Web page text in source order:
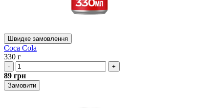
Швидке замовлення
Coca Cola
330 г
- +
89 грн
Замовити